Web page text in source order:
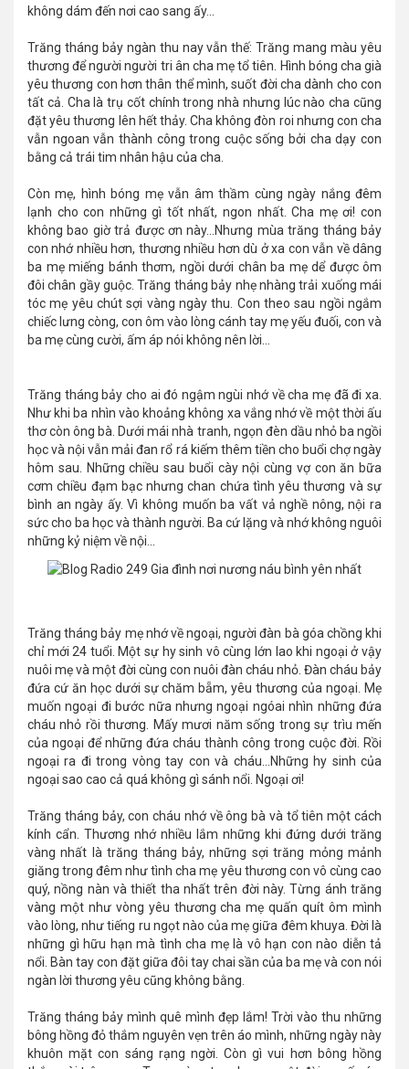
không dám đến nơi cao sang ấy...
Trăng tháng bảy ngàn thu nay vẫn thế: Trăng mang màu yêu
thương để người người tri ân cha mẹ tổ tiên. Hình bóng cha già
yêu thương con hơn thân thể mình, suốt đời cha dành cho con
tất cả. Cha là trụ cốt chính trong nhà nhưng lúc nào cha cũng
đặt yêu thương lên hết thảy. Cha không đòn roi nhưng con cha
vẫn ngoan vẫn thành công trong cuộc sống bởi cha dạy con
bằng cả trái tim nhân hậu của cha.
Còn mẹ, hình bóng mẹ vẫn âm thầm cùng ngày nắng đêm
lạnh cho con những gì tốt nhất, ngon nhất. Cha mẹ ơi! con
không bao giờ trả được ơn này…Nhưng mùa trăng tháng bảy
con nhớ nhiều hơn, thương nhiều hơn dù ở xa con vẫn về dâng
ba mẹ miếng bánh thơm, ngồi dưới chân ba mẹ dể được ôm
đôi chân gầy guộc. Trăng tháng bảy nhẹ nhàng trải xuống mái
tóc mẹ yêu chút sợi vàng ngày thu. Con theo sau ngồi ngắm
chiếc lưng còng, con ôm vào lòng cánh tay mẹ yếu đuối, con và
ba mẹ cùng cười, ấm áp nói không nên lời…
Trăng tháng bảy cho ai đó ngậm ngùi nhớ về cha mẹ đã đi xa.
Như khi ba nhìn vào khoảng không xa vắng nhớ về một thời ấu
thơ còn ông bà. Dưới mái nhà tranh, ngọn đèn dầu nhỏ ba ngồi
học và nội vẫn mải đan rổ rá kiếm thêm tiền cho buổi chợ ngày
hôm sau. Những chiều sau buổi cày nội cùng vợ con ăn bữa
cơm chiều đạm bạc nhưng chan chứa tình yêu thương và sự
bình an ngày ấy. Vì không muốn ba vất vả nghề nông, nội ra
sức cho ba học và thành người. Ba cứ lặng và nhớ không nguôi
những kỷ niệm về nội...
Trăng tháng bảy mẹ nhớ về ngoại, người đàn bà góa chồng khi
chỉ mới 24 tuổi. Một sự hy sinh vô cùng lớn lao khi ngoại ở vậy
nuôi mẹ và một đời cùng con nuôi đàn cháu nhỏ. Đàn cháu bảy
đứa cứ ăn học dưới sự chăm bẵm, yêu thương của ngoại. Mẹ
muốn ngoại đi bước nữa nhưng ngoại ngóai nhìn những đứa
cháu nhỏ rồi thương. Mấy mươi năm sống trong sự trìu mến
của ngoại để những đứa cháu thành công trong cuộc đời. Rồi
ngoại ra đi trong vòng tay con và cháu…Những hy sinh của
ngoại sao cao cả quá không gì sánh nổi. Ngoại ơi!
Trăng tháng bảy, con cháu nhớ về ông bà và tổ tiên một cách
kính cẩn. Thương nhớ nhiều lắm những khi đứng dưới trăng
vàng nhất là trăng tháng bảy, những sợi trăng mỏng mảnh
giăng trong đêm như tình cha mẹ yêu thương con vô cùng cao
quý, nồng nàn và thiết tha nhất trên đời này. Từng ánh trăng
vàng một như vòng yêu thương cha mẹ quấn quít ôm mình
vào lòng, như tiếng ru ngọt nào của mẹ giữa đêm khuya. Đời là
những gì hữu hạn mà tình cha mẹ là vô hạn con nào diễn tả
nổi. Bàn tay con đặt giữa đôi tay chai sần của ba mẹ và con nói
ngàn lời thương yêu cũng không bằng.
Trăng tháng bảy mình quê mình đẹp lắm! Trời vào thu những
bông hồng đỏ thắm nguyên vẹn trên áo mình, những ngày này
khuôn mặt con sáng rạng ngời. Còn gì vui hơn bông hồng